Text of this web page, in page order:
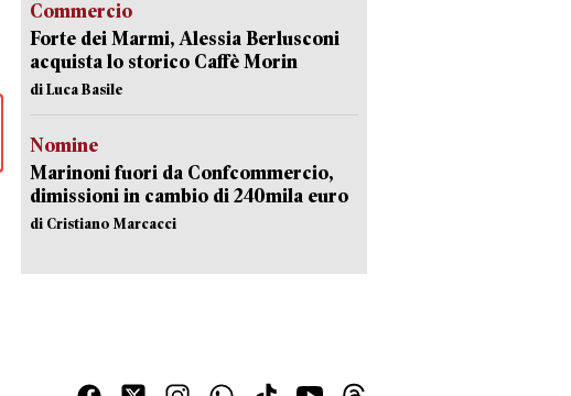
Commercio
Forte dei Marmi, Alessia Berlusconi
acquista lo storico Caffè Morin
di Luca Basile
Nomine
Marinoni fuori da Confcommercio,
dimissioni in cambio di 240mila euro
di Cristiano Marcacci